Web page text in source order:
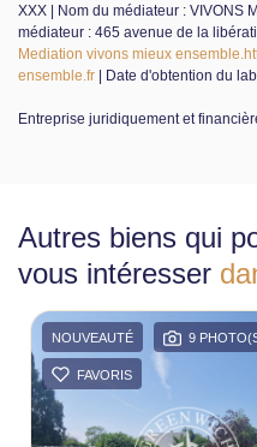
XXX | Nom du médiateur : VIVONS
médiateur : 465 avenue de la
Mediation vivons mieux
ensemble.fr | Date d'obtention du
Entreprise juridiquement et
Autres biens qui
vous intéresser
NOUVEAUTÉ 9
FAVORIS